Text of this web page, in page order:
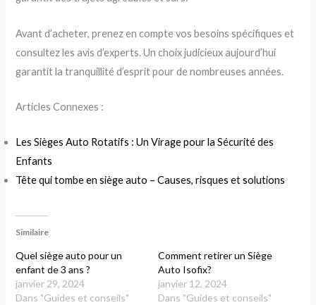
Avant d’acheter, prenez en compte vos besoins spécifiques et
consultez les avis d’experts. Un choix judicieux aujourd’hui
garantit la tranquillité d’esprit pour de nombreuses années.
Articles Connexes :
Les Sièges Auto Rotatifs : Un Virage pour la Sécurité des
Enfants
Tête qui tombe en siège auto – Causes, risques et solutions
Similaire
Quel siège auto pour un
enfant de 3 ans ?
janvier 29, 2024
Dans "Guides et conseils"
Comment retirer un Siège
Auto Isofix?
janvier 12, 2024
Dans "Guides et conseils"